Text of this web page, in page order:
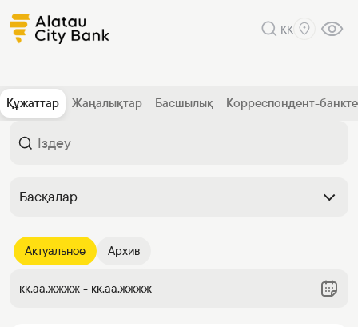
KK
Құжаттар Жаңалықтар Басшылық Корреспондент-
Басқалар
Актуальное Архив
кк.аа.жжжж - кк.аа.жжжж